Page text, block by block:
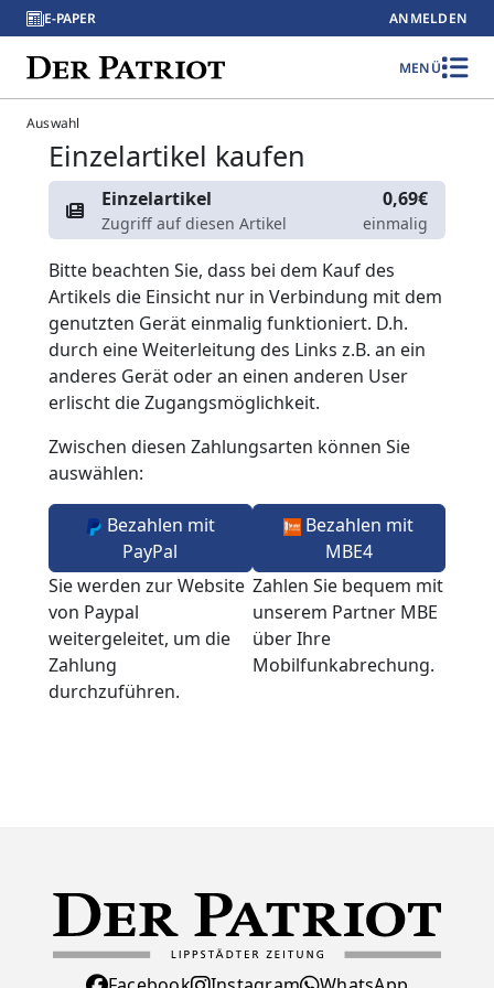
E-PAPER ANMELDEN
MENÜ
Auswahl
Einzelartikel kaufen
Einzelartikel
Zugriff auf diesen Artikel
0,69€
einmalig
Bitte beachten Sie, dass bei dem Kauf des
Artikels die Einsicht nur in Verbindung mit dem
genutzten Gerät einmalig funktioniert. D.h.
durch eine Weiterleitung des Links z.B. an ein
anderes Gerät oder an einen anderen User
erlischt die Zugangsmöglichkeit.
Zwischen diesen Zahlungsarten können Sie
auswählen:
Bezahlen mit
PayPal
Sie werden zur Website
von Paypal
weitergeleitet, um die
Zahlung
durchzuführen.
Bezahlen mit
MBE4
Zahlen Sie bequem mit
unserem Partner MBE
über Ihre
Mobilfunkabrechung.